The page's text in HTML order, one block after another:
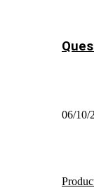
06/10/